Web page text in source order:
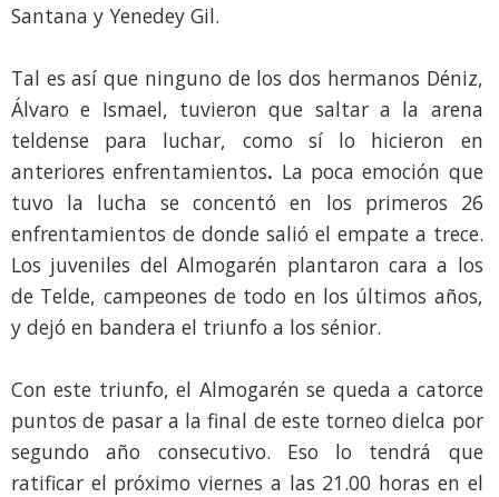
Santana y Yenedey Gil.
Tal es así que ninguno de los dos hermanos Déniz,
Álvaro e Ismael, tuvieron que saltar a la arena
teldense para luchar, como sí lo hicieron en
anteriores enfrentamientos. La poca emoción que
tuvo la lucha se concentó en los primeros 26
enfrentamientos de donde salió el empate a trece.
Los juveniles del Almogarén plantaron cara a los
de Telde, campeones de todo en los últimos años,
y dejó en bandera el triunfo a los sénior.
Con este triunfo, el Almogarén se queda a catorce
puntos de pasar a la final de este torneo dielca por
segundo año consecutivo. Eso lo tendrá que
ratificar el próximo viernes a las 21.00 horas en el